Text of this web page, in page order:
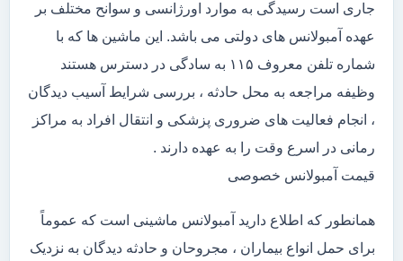
جاری است رسیدگی به موارد اورژانسی و سوانح مختلف بر
عهده آمبولانس های دولتی می باشد. این ماشین ها که با
شماره تلفن معروف ۱۱۵ به سادگی در دسترس هستند
وظیفه مراجعه به محل حادثه ، بررسی شرایط آسیب دیدگان
، انجام فعالیت های ضروری پزشکی و انتقال افراد به مراکز
رمانی در اسرع وقت را به عهده دارند .
قیمت آمبولانس خصوصی
همانطور که اطلاع دارید آمبولانس ماشینی است که عموماً
برای حمل انواع بیماران ، مجروحان و حادثه دیدگان به نزدیک